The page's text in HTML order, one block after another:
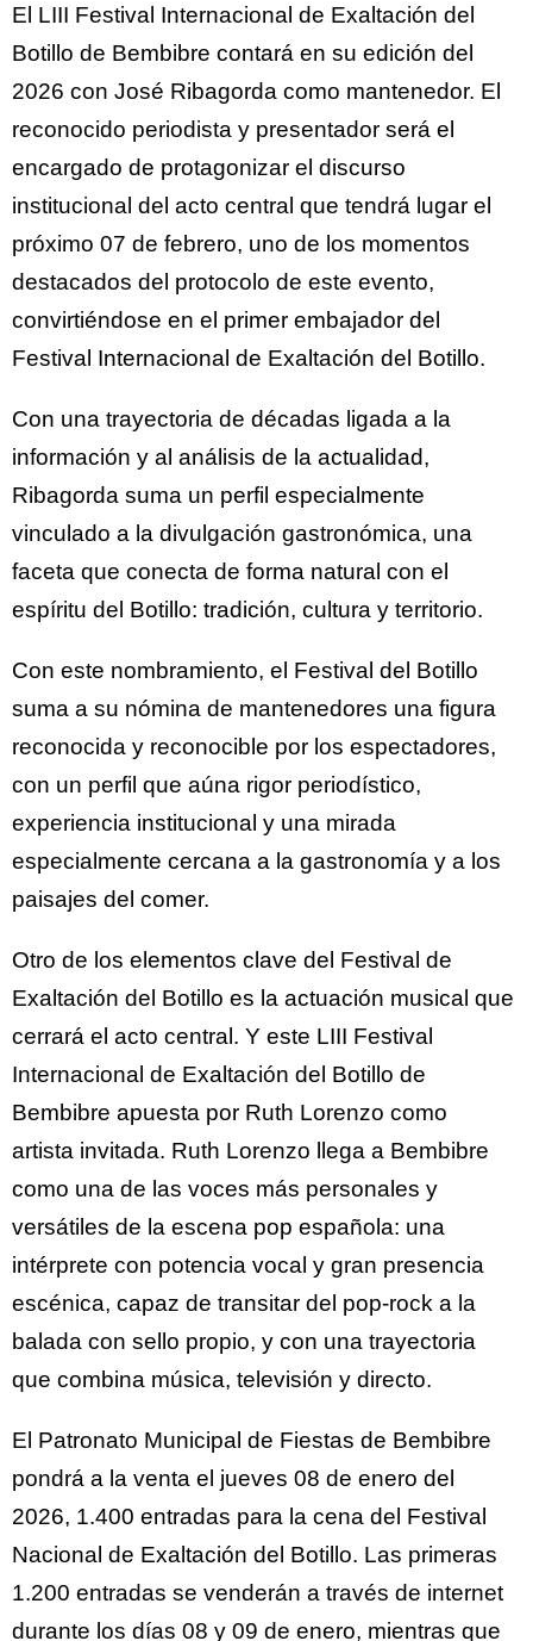
El LIII Festival Internacional de Exaltación del
Botillo de Bembibre contará en su edición del
2026 con José Ribagorda como mantenedor. El
reconocido periodista y presentador será el
encargado de protagonizar el discurso
institucional del acto central que tendrá lugar el
próximo 07 de febrero, uno de los momentos
destacados del protocolo de este evento,
convirtiéndose en el primer embajador del
Festival Internacional de Exaltación del Botillo.
Con una trayectoria de décadas ligada a la
información y al análisis de la actualidad,
Ribagorda suma un perfil especialmente
vinculado a la divulgación gastronómica, una
faceta que conecta de forma natural con el
espíritu del Botillo: tradición, cultura y territorio.
Con este nombramiento, el Festival del Botillo
suma a su nómina de mantenedores una figura
reconocida y reconocible por los espectadores,
con un perfil que aúna rigor periodístico,
experiencia institucional y una mirada
especialmente cercana a la gastronomía y a los
paisajes del comer.
Otro de los elementos clave del Festival de
Exaltación del Botillo es la actuación musical que
cerrará el acto central. Y este LIII Festival
Internacional de Exaltación del Botillo de
Bembibre apuesta por Ruth Lorenzo como
artista invitada. Ruth Lorenzo llega a Bembibre
como una de las voces más personales y
versátiles de la escena pop española: una
intérprete con potencia vocal y gran presencia
escénica, capaz de transitar del pop-rock a la
balada con sello propio, y con una trayectoria
que combina música, televisión y directo.
El Patronato Municipal de Fiestas de Bembibre
pondrá a la venta el jueves 08 de enero del
2026, 1.400 entradas para la cena del Festival
Nacional de Exaltación del Botillo. Las primeras
1.200 entradas se venderán a través de internet
durante los días 08 y 09 de enero, mientras que